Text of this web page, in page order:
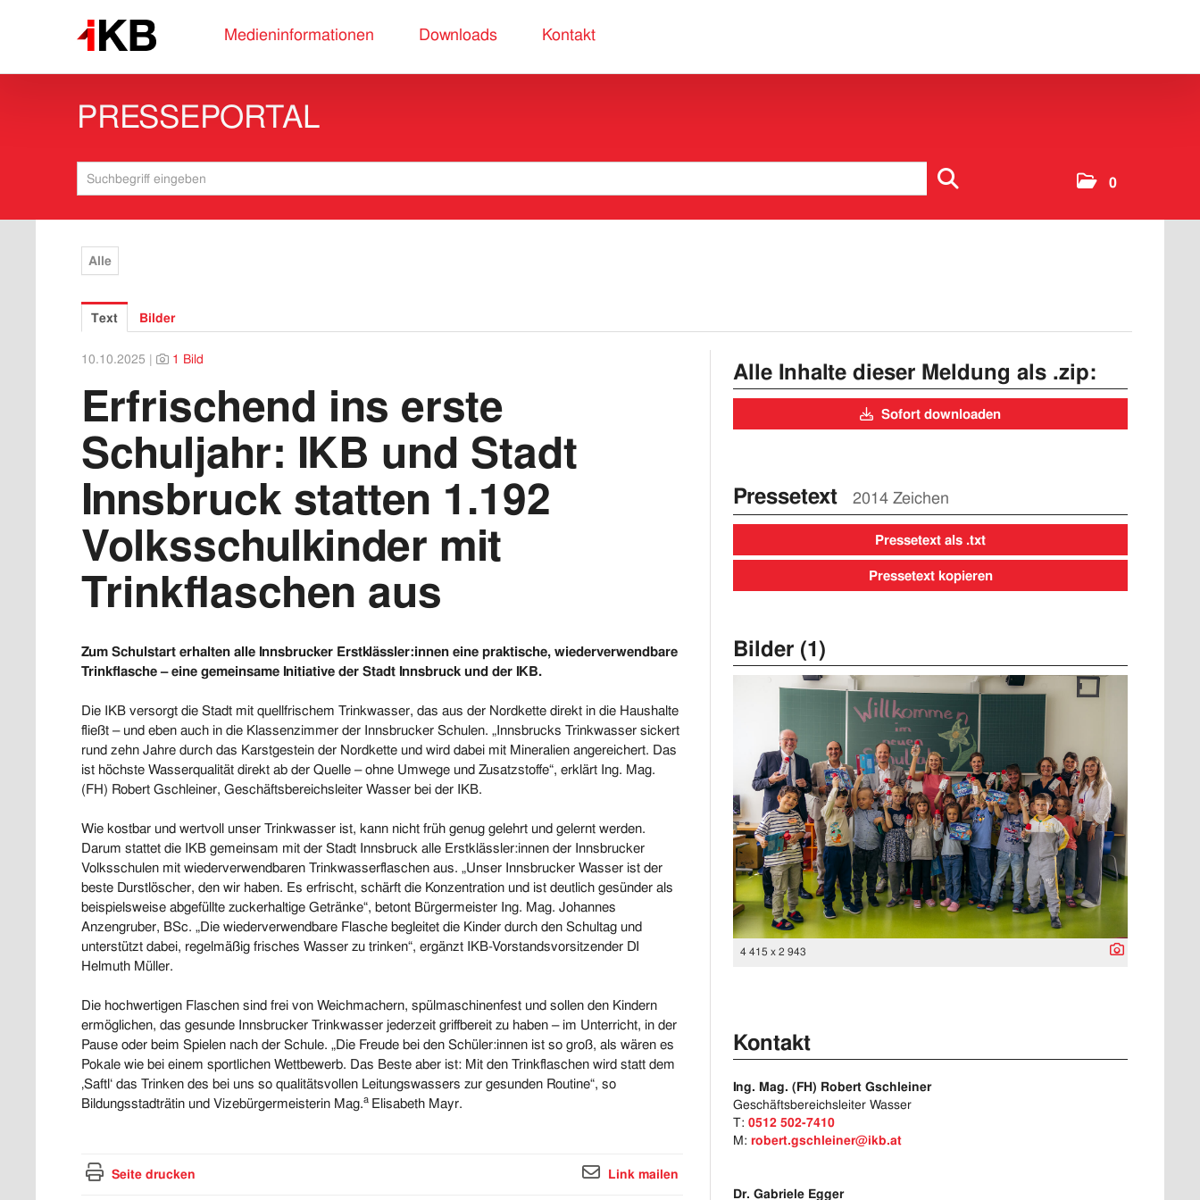
Medieninformationen Downloads Kontakt
0
PRESSEPORTAL
Alle
Text Bilder
10.10.2025 | 1 Bild
Erfrischend ins erste
Schuljahr: IKB und Stadt
Innsbruck statten 1.192
Volksschulkinder mit
Trinkflaschen aus
Zum Schulstart erhalten alle Innsbrucker Erstklässler:innen eine praktische, wiederverwendbare
Trinkflasche – eine gemeinsame Initiative der Stadt Innsbruck und der IKB.
Die IKB versorgt die Stadt mit quellfrischem Trinkwasser, das aus der Nordkette direkt in die Haushalte
fließt – und eben auch in die Klassenzimmer der Innsbrucker Schulen. „Innsbrucks Trinkwasser sickert
rund zehn Jahre durch das Karstgestein der Nordkette und wird dabei mit Mineralien angereichert. Das
ist höchste Wasserqualität direkt ab der Quelle – ohne Umwege und Zusatzstoffe“, erklärt Ing. Mag.
(FH) Robert Gschleiner, Geschäftsbereichsleiter Wasser bei der IKB.
Wie kostbar und wertvoll unser Trinkwasser ist, kann nicht früh genug gelehrt und gelernt werden.
Darum stattet die IKB gemeinsam mit der Stadt Innsbruck alle Erstklässler:innen der Innsbrucker
Volksschulen mit wiederverwendbaren Trinkwasserflaschen aus. „Unser Innsbrucker Wasser ist der
beste Durstlöscher, den wir haben. Es erfrischt, schärft die Konzentration und ist deutlich gesünder als
beispielsweise abgefüllte zuckerhaltige Getränke“, betont Bürgermeister Ing. Mag. Johannes
Anzengruber, BSc. „Die wiederverwendbare Flasche begleitet die Kinder durch den Schultag und
unterstützt dabei, regelmäßig frisches Wasser zu trinken“, ergänzt IKB-Vorstandsvorsitzender DI
Helmuth Müller.
Die hochwertigen Flaschen sind frei von Weichmachern, spülmaschinenfest und sollen den Kindern
ermöglichen, das gesunde Innsbrucker Trinkwasser jederzeit griffbereit zu haben – im Unterricht, in der
Pause oder beim Spielen nach der Schule. „Die Freude bei den Schüler:innen ist so groß, als wären es
Pokale wie bei einem sportlichen Wettbewerb. Das Beste aber ist: Mit den Trinkflaschen wird statt dem
‚Saftl‘ das Trinken des bei uns so qualitätsvollen Leitungswassers zur gesunden Routine“, so
Bildungsstadträtin und Vizebürgermeisterin Mag.a Elisabeth Mayr.
Seite drucken Link mailen
Alle Inhalte dieser Meldung als .zip:
Sofort downloaden
Pressetext 2014 Zeichen
Pressetext als .txt
Pressetext kopieren
Bilder (1)
4 415 x 2 943
Kontakt
Ing. Mag. (FH) Robert Gschleiner
Geschäftsbereichsleiter Wasser
T:0512 502-7410
M:robert.gschleiner@ikb.at
Dr. Gabriele Egger